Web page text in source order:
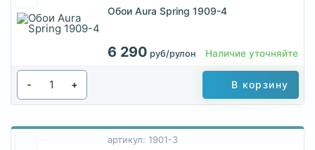
Обои Aura Spring 1909-4
6 290 руб/рулон Наличие уточняйте
- + В корзину
артикул: 1901-3